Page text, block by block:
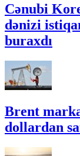
Cənubi
dənizi
buraxdı
Brent
dollardan